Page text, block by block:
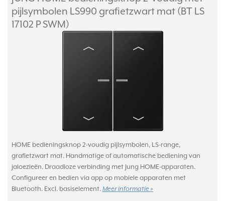
pijlsymbolen LS990 grafietzwart mat (BT LS
17102 P SWM)
HOME bedieningsknop 2-voudig pijlsymbolen, LS-range,
grafietzwart mat. Handmatige of automatische bediening van
jaloezieën. Draadloze verbinding met Jung HOME-apparaten.
Configureer en bedien via app op mobiele apparaten met
Bluetooth. Excl. basiselement. Meer informatie »